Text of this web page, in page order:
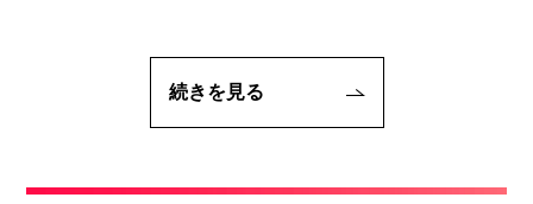
続きを見る